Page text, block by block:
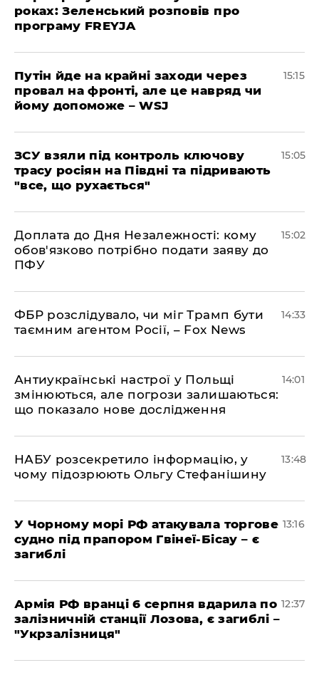
роках: Зеленський розповів про
програму FREYJA
Путін йде на крайні заходи через
провал на фронті, але це навряд чи
йому допоможе – WSJ
15:15
ЗСУ взяли під контроль ключову
трасу росіян на Півдні та підривають
"все, що рухається"
15:05
Доплата до Дня Незалежності: кому
обов'язково потрібно подати заяву до
ПФУ
15:02
ФБР розслідувало, чи міг Трамп бути
таємним агентом Росії, – Fox News
14:33
Антиукраїнські настрої у Польщі
змінюються, але погрози залишаються:
що показало нове дослідження
14:01
НАБУ розсекретило інформацію, у
чому підозрюють Ольгу Стефанішину
13:48
У Чорному морі РФ атакувала торгове
судно під прапором Гвінеї-Бісау – є
загиблі
13:16
Армія РФ вранці 6 серпня вдарила по
залізничній станції Лозова, є загиблі –
"Укрзалізниця"
12:37